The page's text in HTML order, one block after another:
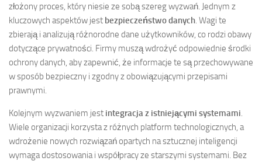
złożony proces, który niesie ze sobą szereg wyzwań. Jednym z
kluczowych aspektów jest bezpieczeństwo danych. Wagi te
zbierają i analizują różnorodne dane użytkowników, co rodzi obawy
dotyczące prywatności. Firmy muszą wdrożyć odpowiednie środki
ochrony danych, aby zapewnić, że informacje te są przechowywane
w sposób bezpieczny i zgodny z obowiązującymi przepisami
prawnymi.
Kolejnym wyzwaniem jest integracja z istniejącymi systemami.
Wiele organizacji korzysta z różnych platform technologicznych, a
wdrożenie nowych rozwiązań opartych na sztucznej inteligencji
wymaga dostosowania i współpracy ze starszymi systemami. Bez